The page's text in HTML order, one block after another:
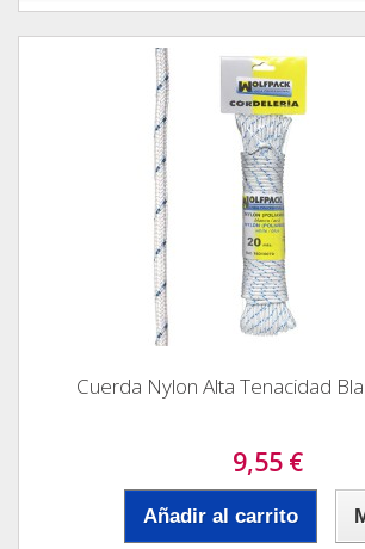
Cuerda Nylon Alta Tenacidad
9,55 €
Añadir al carrito